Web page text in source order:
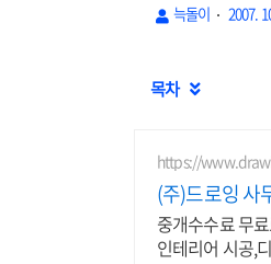
늑돌이 2007.
목차 
https://
(주)드로잉 사
중개수수료 무
인테리어 시공,